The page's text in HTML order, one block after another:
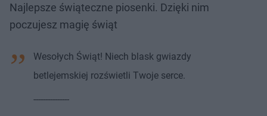
Najlepsze świąteczne piosenki. Dzięki nim
poczujesz magię świąt
Wesołych Świąt! Niech blask gwiazdy
betlejemskiej rozświetli Twoje serce.
---------------